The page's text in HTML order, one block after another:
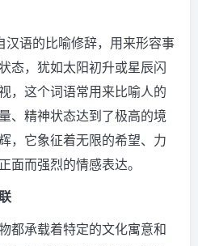
汉语的比喻修辞，用来形容事
态，犹如太阳初升或星辰闪
，这个词语常用来比喻人的
、精神状态达到了极高的境
，它象征着无限的希望、力
面而强烈的情感表达。
都承载着特定的文化寓意和